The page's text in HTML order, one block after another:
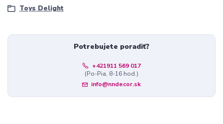
Toys Delight
Potrebujete poradiť?
+421911 569 017
(Po-Pia, 8-16 hod.)
info@nndecor.sk